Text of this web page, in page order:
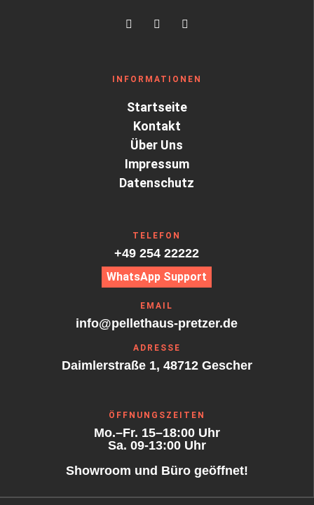
INFORMATIONEN
Startseite
Kontakt
Über Uns
Impressum
Datenschutz
TELEFON
+49 254 22222
WhatsApp Support
EMAIL
info@pellethaus-pretzer.de
ADRESSE
Daimlerstraße 1, 48712 Gescher
ÖFFNUNGSZEITEN
Mo.–Fr. 15–18:00 Uhr
Sa. 09-13:00 Uhr
Showroom und Büro geöffnet!